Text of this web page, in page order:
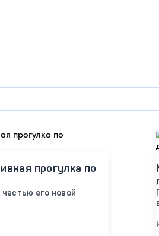
прогулка по
его новой